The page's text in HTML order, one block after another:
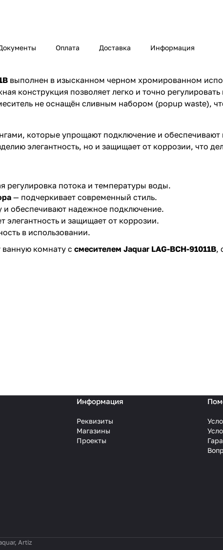
Оплата Доставка Информация
выполнен в изысканном черном хромированном
конструкция позволяет легко и точно
не оснащён сливным набором (popup waste),
которые упрощают подключение и
элегантность, но и защищает от коррозии, что
регулировка потока и температуры воды.
— подчеркивает современный стиль.
и обеспечивают надежное подключение.
элегантность и защищает от коррозии.
в использовании.
комнату с смесителем Jaquar LAG-BCH-91011B,
Информация
Реквизиты
Магазины
Проекты
Artiz